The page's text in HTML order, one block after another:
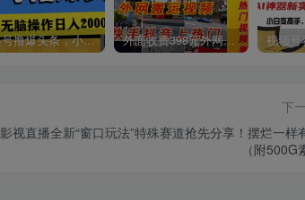
AI起号撸爆头条，小白也能操作，日入2000+ 外面收费398元外网超跑豪车汽车视频搬运至快手抖音上热门项目
下
影视直播全新“窗口玩法”特殊赛道抢先分享！摆烂一样
（附500G